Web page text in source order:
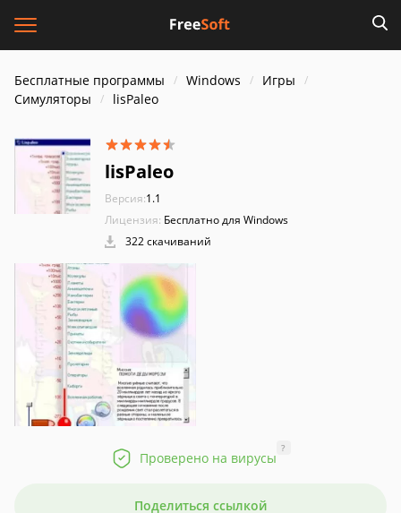
Бесплатные программы Windows
Игры
Симуляторы
lisPaleo
lisPaleo
Версия:1.1
Лицензия: Бесплатно для Windows
322 скачиваний
Проверено на вирусы
?
Поделиться ссылкой